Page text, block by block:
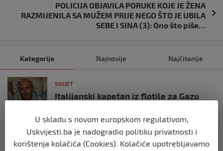
POLICIJA OBJAVILA PORUKE KOJE JE ŽENA
RAZMIJENILA SA MUŽEM PRIJE NEGO ŠTO JE UBILA
SEBE I SINA (3): Ono što piše…
Kategorija Najnovije Najčitanije
SVIJET
Italijanski kapetan iz flotile za Gazu
posade
prije 10 mjeseci
U skladu s novom europskom regulativom,
Uskvijesti.ba je nadogradio politiku privatnosti i
korištenja kolačića (Cookies). Kolačiće upotrebljavamo